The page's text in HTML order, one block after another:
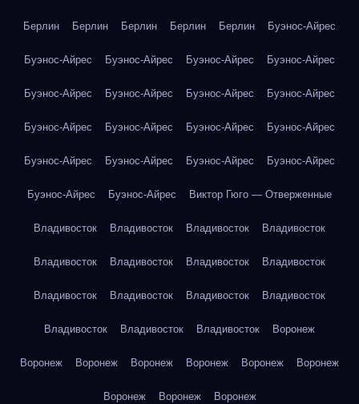
Берлин Берлин Берлин Берлин Берлин Буэнос-Айрес
Буэнос-Айрес Буэнос-Айрес Буэнос-Айрес Буэнос-Айрес
Буэнос-Айрес Буэнос-Айрес Буэнос-Айрес Буэнос-Айрес
Буэнос-Айрес Буэнос-Айрес Буэнос-Айрес Буэнос-Айрес
Буэнос-Айрес Буэнос-Айрес Буэнос-Айрес Буэнос-Айрес
Буэнос-Айрес Буэнос-Айрес Виктор Гюго — Отверженные
Владивосток Владивосток Владивосток Владивосток
Владивосток Владивосток Владивосток Владивосток
Владивосток Владивосток Владивосток Владивосток
Владивосток Владивосток Владивосток Воронеж
Воронеж Воронеж Воронеж Воронеж Воронеж Воронеж
Воронеж Воронеж Воронеж